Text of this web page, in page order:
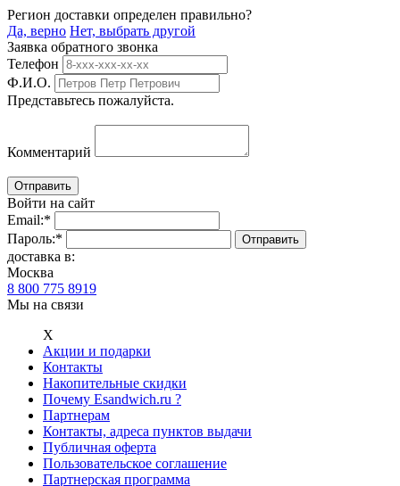
Регион доставки определен правильно?
Да, верно Нет, выбрать другой
Заявка обратного звонка
Телефон
Ф.И.О.
Представьтесь пожалуйста.
Комментарий
Войти на сайт
Email:*
Пароль:*
доставка в:
Москва
8 800 775 8919
Мы на связи
Х
Акции и подарки
Контакты
Накопительные скидки
Почему Esandwich.ru ?
Партнерам
Контакты, адреса пунктов выдачи
Публичная оферта
Пользовательское соглашение
Партнерская программа